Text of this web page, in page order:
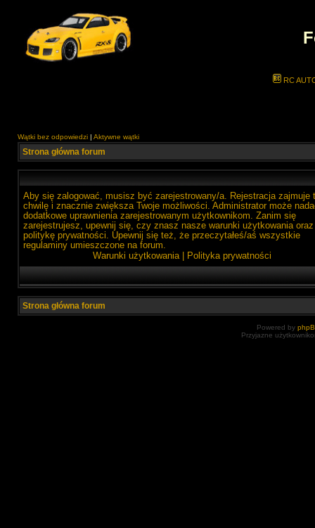
RC
Wątki bez odpowiedzi | Aktywne wątki
Strona główna forum
Aby się zalogować, musisz być zarejestrowany/a. Rejestracja zajmuje
chwilę i znacznie zwiększa Twoje możliwości. Administrator może
dodatkowe uprawnienia zarejestrowanym użytkownikom. Zanim się
zarejestrujesz, upewnij się, czy znasz nasze warunki użytkowania oraz
politykę prywatności. Upewnij się też, że przeczytałeś/aś wszystkie
regulaminy umieszczone na forum.
Warunki użytkowania| Polityka prywatności
Strona główna forum
Powered by
Przyjazne